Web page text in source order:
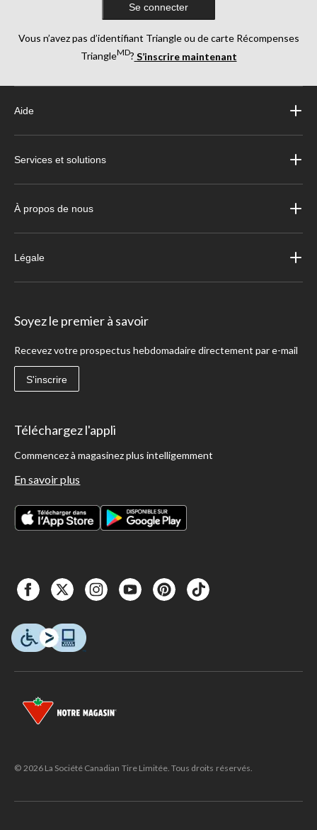
Se connecter
Vous n’avez pas d’identifiant Triangle ou de carte Récompenses
TriangleMD? S’inscrire maintenant
Aide
Services et solutions
À propos de nous
Légale
Soyez le premier à savoir
Recevez votre prospectus hebdomadaire directement par e-mail
S'inscrire
Téléchargez l'appli
Commencez à magasinez plus intelligemment
En savoir plus
© 2026 La Société Canadian Tire Limitée. Tous droits réservés.